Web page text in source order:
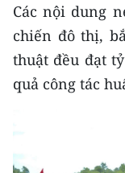
Các nội dung
chiến đô thị,
thuật đều đạt
quả công tác